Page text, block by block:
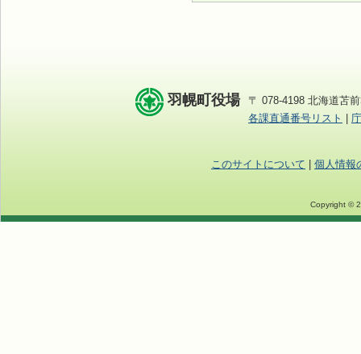
羽幌町役場
〒 078-4198 北海道苫
各課直通番号リスト
このサイトについて 個人情報
Copyright ©